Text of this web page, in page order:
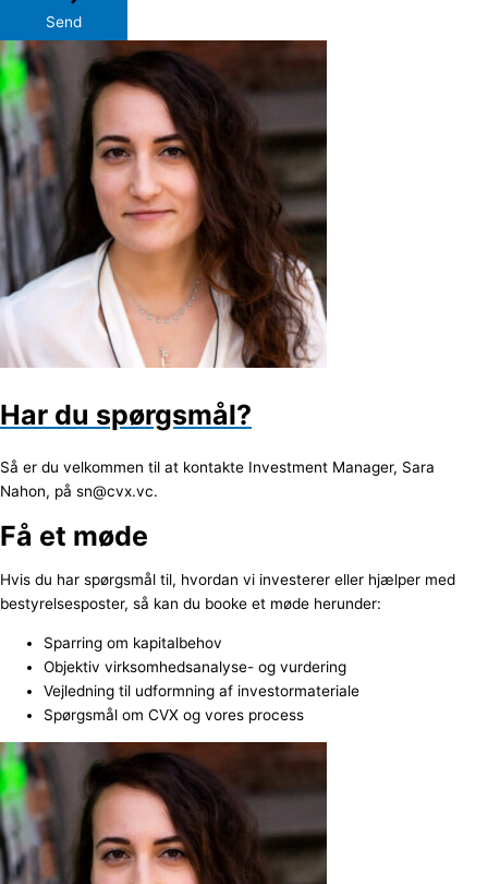
Send
Har du spørgsmål?
Så er du velkommen til at kontakte Investment Manager, Sara
Nahon, på sn@cvx.vc.
Få et møde
Hvis du har spørgsmål til, hvordan vi investerer eller hjælper med
bestyrelsesposter, så kan du booke et møde herunder:
Sparring om kapitalbehov
Objektiv virksomhedsanalyse- og vurdering
Vejledning til udformning af investormateriale
Spørgsmål om CVX og vores process